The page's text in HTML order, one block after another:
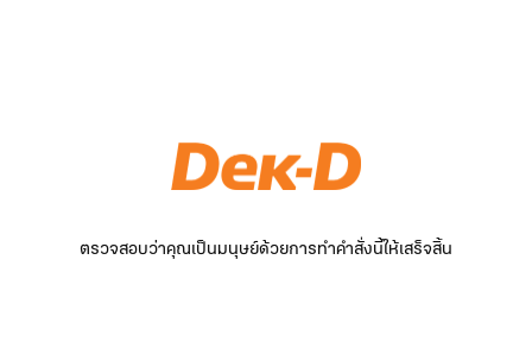
ตรวจสอบว่าคุณเป็นมนุษย์ด้วยการทำคำสั่งนี้ให้เสร็จสิ้น